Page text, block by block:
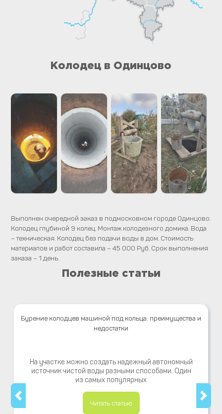
Колодец в Одинцово
Выполнен очередной заказ в подмосковном городе Одинцово.
Колодец глубиной 9 колец. Монтаж колодезного домика. Вода
– техническая. Колодец без подачи воды в дом. Стоимость
материалов и работ составила – 45 000 Руб. Срок выполнения
заказа – 1 день.
Полезные статьи
Бурение колодцев машиной под кольца: преимущества и
недостатки
На участке можно создать надежный автономный
источник чистой воды разными способами. Один
из самых популярных
Читать статью